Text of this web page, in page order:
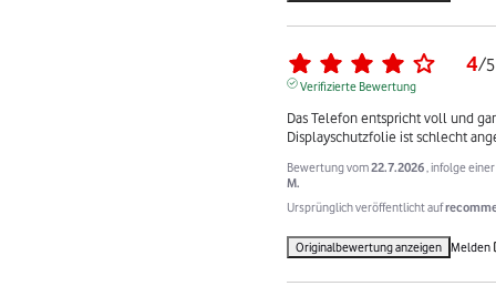
4/5
Verifizierte Bewertung
Das Telefon entspricht voll und
Displayschutzfolie ist schlecht
Bewertung vom22.7.2026 , infolge
M.
Ursprünglich veröffentlicht auf
Originalbewertung anzeigen Melden